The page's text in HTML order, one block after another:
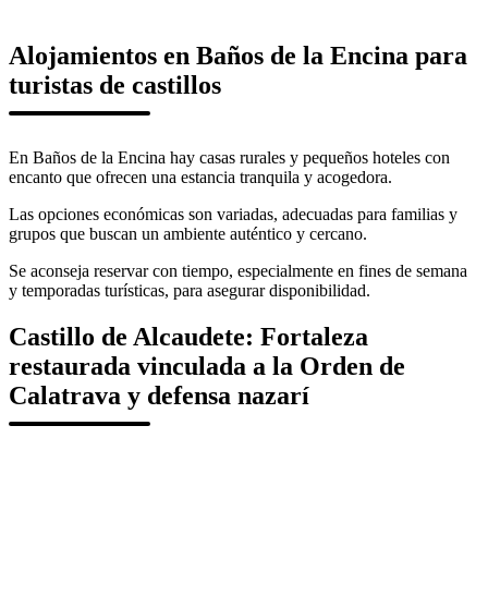
Alojamientos en Baños de la Encina para
turistas de castillos
En Baños de la Encina hay casas rurales y pequeños hoteles con
encanto que ofrecen una estancia tranquila y acogedora.
Las opciones económicas son variadas, adecuadas para familias y
grupos que buscan un ambiente auténtico y cercano.
Se aconseja reservar con tiempo, especialmente en fines de semana
y temporadas turísticas, para asegurar disponibilidad.
Castillo de Alcaudete: Fortaleza
restaurada vinculada a la Orden de
Calatrava y defensa nazarí